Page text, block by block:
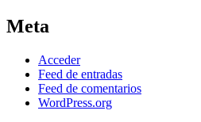
Meta
Acceder
Feed de entradas
Feed de comentarios
WordPress.org